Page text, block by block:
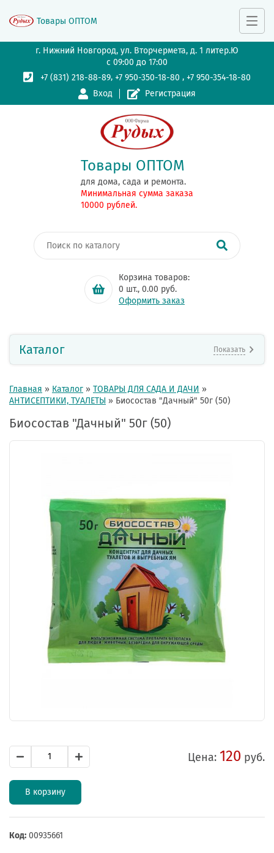
г. Нижний Новгород, ул. Вторчермета, д. 1 литер.Ю
с 09:00 до 17:00
+7 (831) 218-88-89,+7 950-350-18-80 ,+7 950-354-18-80
Вход
Регистрация
Товары ОПТОМ
для дома, сада и ремонта.
Минимальная сумма заказа
10000 рублей.
Корзина товаров:
0 шт., 0.00 руб.
Оформить заказ
Товары ОПТОМ
Каталог Показать
Главная » Каталог » ТОВАРЫ ДЛЯ САДА И ДАЧИ »
АНТИСЕПТИКИ, ТУАЛЕТЫ » Биосостав "Дачный" 50г (50)
Биосостав "Дачный" 50г (50)
Цена: 120 руб.
В корзину
Код: 00935661